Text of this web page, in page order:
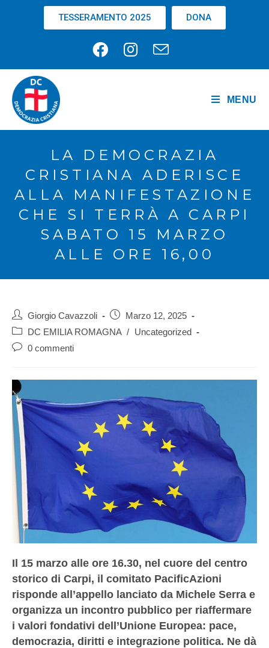
TESSERAMENTO 2025 DONA
MENU
LA DEMOCRAZIA
CRISTIANA ADERISCE
ALLA MANIFESTAZIONE
CHE SI TERRÀ A CARPI
SABATO 15 MARZO
ALLE ORE 16,00
Giorgio Cavazzoli
Marzo 12, 2025
DC EMILIA ROMAGNA /
Uncategorized
0 commenti
Il 15 marzo alle ore 16.30, nel cuore del centro
storico di Carpi, il comitato PacificAzioni
risponde all’appello lanciato da Michele Serra e
organizza un incontro pubblico per riaffermare
i valori fondativi dell’Unione Europea: pace,
democrazia, diritti e integrazione politica. Ne dà